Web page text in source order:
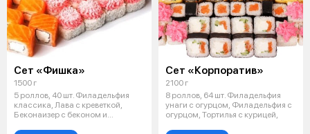
Сет «Фишка»
1500 г
5 роллов, 40 шт. Филадельфия
классика, Лава с креветкой,
Беконаизер с беконом и
Сет «Корпоратив»
2100 г
8 роллов, 64 шт. Филадельфия
унаги с огурцом, Филадельфия с
огурцом, Тортилья с курицей,